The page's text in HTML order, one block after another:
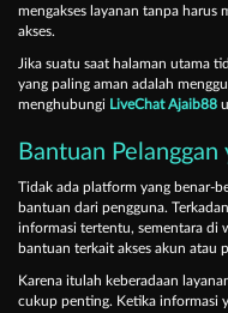
mengakses layanan tanpa harus
akses.
Jika suatu saat halaman utama
yang paling aman adalah
menghubungi LiveChat Ajaib88
Bantuan
Tidak ada platform yang benar-
bantuan dari pengguna.
informasi tertentu, sementara di
bantuan terkait akses akun atau
Karena itulah keberadaan
cukup penting. Ketika informasi